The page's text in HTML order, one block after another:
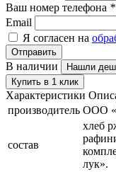
Ваш номер телефона *
Email
Я согласен на
Отправить
В наличии
Нашли
Купить в 1 клик
Характеристики
производитель ООО
состав
хлеб
лук».